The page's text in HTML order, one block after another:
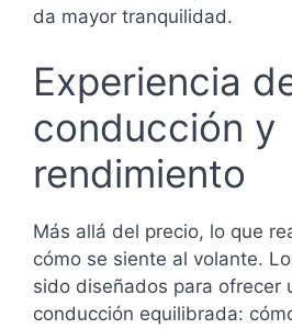
da mayor tranquilidad.
Experiencia
conducción y
rendimiento
Más allá del precio, lo que
cómo se siente al volante.
sido diseñados para ofrecer
conducción equilibrada: